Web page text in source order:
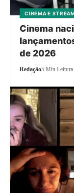
CINEMA E
Cinema
de 2026
Redação5 Min Leitura